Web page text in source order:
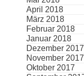
April 2018
März 2018
Februar 2018
Januar 2018
Dezember 2017
November 2017
Oktober 2017